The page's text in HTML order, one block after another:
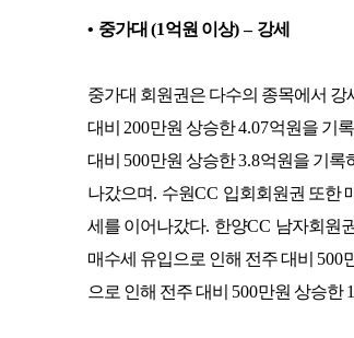
• 중가대 (1억원 이상)– 강세
중가대 회원권은 다수의 종목에서
대비 200만원 상승한4.07억원을 기
대비 500만원 상승한3.8억원을 기록
나갔으며. 수원CC 입회회원권 또한
세를 이어나갔다. 한양CC 남자회원
매수세 유입으로 인해 전주 대비 500
으로 인해 전주 대비 500만원 상승한